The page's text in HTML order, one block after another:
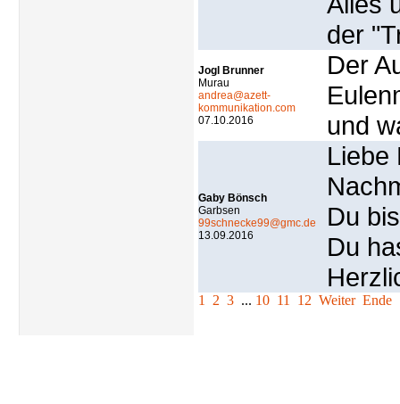
der
Jogl Brunner
Murau
andrea@azett-
kommunikation.com
07.10.2016
Der
und
Gaby Bönsch
Garbsen
99schnecke99@gmc.de
13.09.2016
Liebe
Du
Du
1 2 3 ... 10 11 12 Weiter Ende